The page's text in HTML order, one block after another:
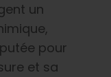
un
pour
et sa